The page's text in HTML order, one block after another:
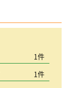
1件
1件